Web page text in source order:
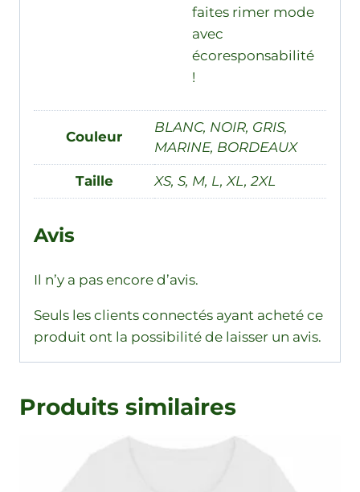
faites rimer mode
avec
écoresponsabilité
!
Couleur
BLANC, NOIR, GRIS,
MARINE, BORDEAUX
Taille XS, S, M, L, XL, 2XL
Avis
Il n’y a pas encore d’avis.
Seuls les clients connectés ayant acheté ce
produit ont la possibilité de laisser un avis.
Produits similaires